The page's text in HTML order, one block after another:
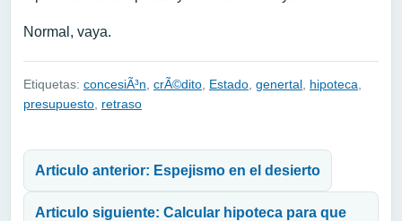
Normal, vaya.
Etiquetas: concesiÃ³n crÃ©dito Estado genertal hipoteca
presupuesto retraso
Articulo anterior: Espejismo en el desierto
Articulo siguiente: Calcular hipoteca para que